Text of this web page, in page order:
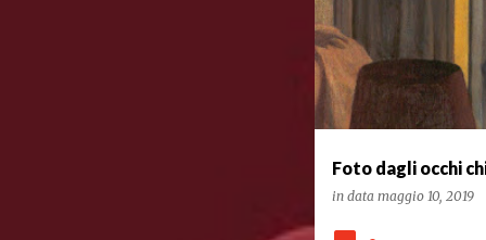
Foto dagli occhi
in data maggio 10, 2019